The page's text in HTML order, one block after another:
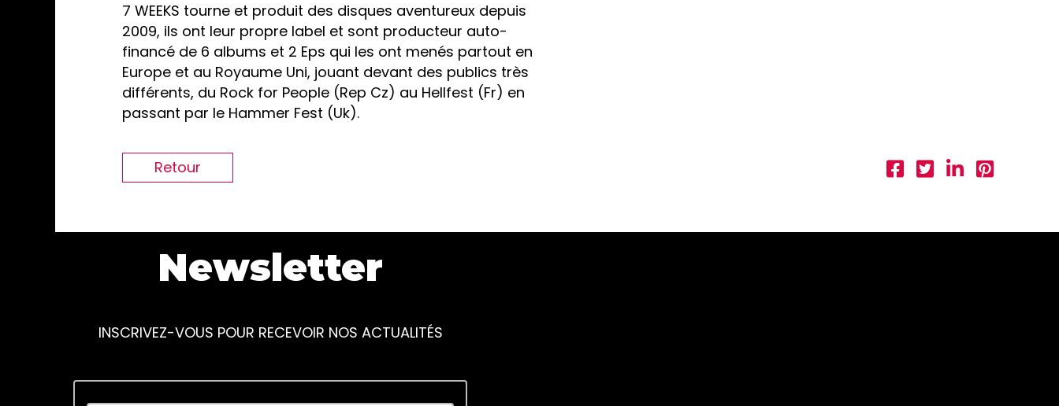
7 WEEKS tourne et produit des disques aventureux depuis
2009, ils ont leur propre label et sont producteur auto-
financé de 6 albums et 2 Eps qui les ont menés partout en
Europe et au Royaume Uni, jouant devant des publics très
différents, du Rock for People (Rep Cz) au Hellfest (Fr) en
passant par le Hammer Fest (Uk).
Retour
Newsletter
INSCRIVEZ-VOUS POUR RECEVOIR NOS ACTUALITÉS